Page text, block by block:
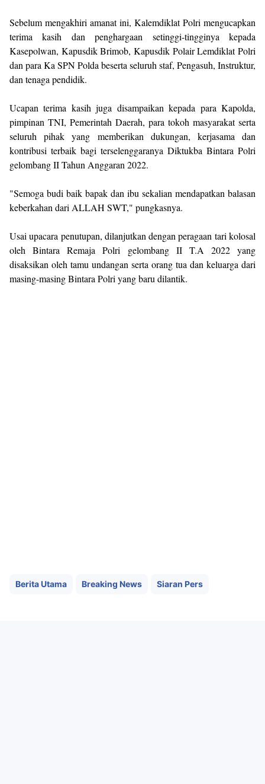
Sebelum mengakhiri amanat ini, Kalemdiklat Polri mengucapkan
terima kasih dan penghargaan setinggi-tingginya kepada
Kasepolwan, Kapusdik Brimob, Kapusdik Polair Lemdiklat Polri
dan para Ka SPN Polda beserta seluruh staf, Pengasuh, Instruktur,
dan tenaga pendidik.
Ucapan terima kasih juga disampaikan kepada para Kapolda,
pimpinan TNI, Pemerintah Daerah, para tokoh masyarakat serta
seluruh pihak yang memberikan dukungan, kerjasama dan
kontribusi terbaik bagi terselenggaranya Diktukba Bintara Polri
gelombang II Tahun Anggaran 2022.
"Semoga budi baik bapak dan ibu sekalian mendapatkan balasan
keberkahan dari ALLAH SWT," pungkasnya.
Usai upacara penutupan, dilanjutkan dengan peragaan tari kolosal
oleh Bintara Remaja Polri gelombang II T.A 2022 yang
disaksikan oleh tamu undangan serta orang tua dan keluarga dari
masing-masing Bintara Polri yang baru dilantik.
Berita Utama Breaking News Siaran Pers